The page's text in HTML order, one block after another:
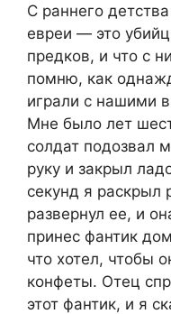
С раннего
евреи — это
предков, и что с
помню, как
играли с нашими
Мне было лет
солдат подозвал
руку и закрыл
секунд я раскрыл
развернул ее, и
принес фантик
что хотел, чтобы
конфеты. Отец
этот фантик, и я